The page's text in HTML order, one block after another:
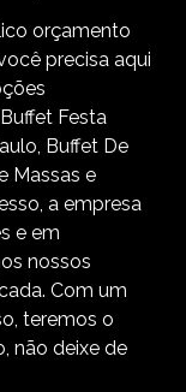
orçamento
precisa aqui
Festa
Buffet De
Massas e
a empresa
e em
nossos
Com um
teremos o
não deixe de